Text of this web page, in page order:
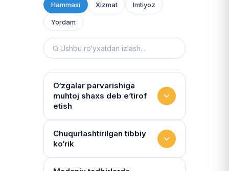
Hammasi Xizmat Imtiyoz
Yordam
O‘zgalar parvarishiga
muhtoj shaxs deb e’tirof
etish
Yashash sharoitini kim
baholaydi?
Multidissiplinar guruh: "Inson"
Chuqurlashtirilgan tibbiy
ko‘rik